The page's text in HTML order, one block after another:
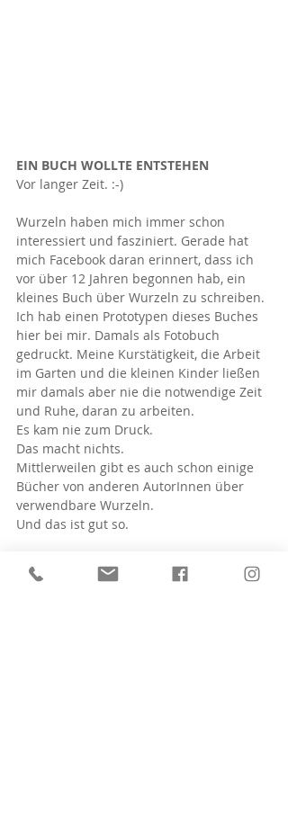
EIN BUCH WOLLTE ENTSTEHEN
Vor langer Zeit. :-)
Wurzeln haben mich immer schon
interessiert und fasziniert. Gerade hat
mich Facebook daran erinnert, dass ich
vor über 12 Jahren begonnen hab, ein
kleines Buch über Wurzeln zu schreiben.
Ich hab einen Prototypen dieses Buches
hier bei mir. Damals als Fotobuch
gedruckt. Meine Kurstätigkeit, die Arbeit
im Garten und die kleinen Kinder ließen
mir damals aber nie die notwendige Zeit
und Ruhe, daran zu arbeiten.
Es kam nie zum Druck.
Das macht nichts.
Mittlerweilen gibt es auch schon einige
Bücher von anderen AutorInnen über
verwendbare Wurzeln.
Und das ist gut so.
Hier seht ihr zumindest das Cover von
damals :-)